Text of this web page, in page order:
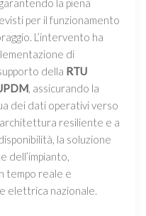
la piena
per il funzionamento
L’intervento ha
di
della RTU
, assicurando la
dei dati operativi verso
resiliente e a
la soluzione
dell’impianto,
tempo reale e
elettrica nazionale.